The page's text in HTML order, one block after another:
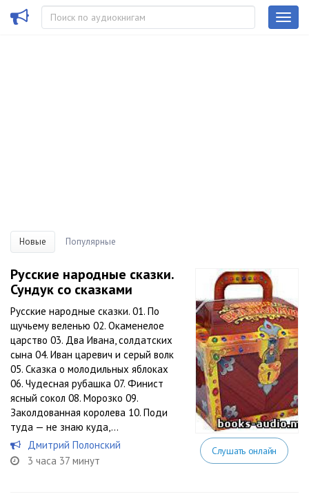
Новые Популярные
Русские народные сказки.
Сундук со сказками
Русские народные сказки. 01. По
щучьему веленью 02. Окаменелое
царство 03. Два Ивана, солдатских
сына 04. Иван царевич и серый волк
05. Сказка о молодильных яблоках
06. Чудесная рубашка 07. Финист
ясный сокол 08. Морозко 09.
Заколдованная королева 10. Поди
туда — не знаю куда,...
Дмитрий Полонский
3 часа 37 минут
Слушать онлайн